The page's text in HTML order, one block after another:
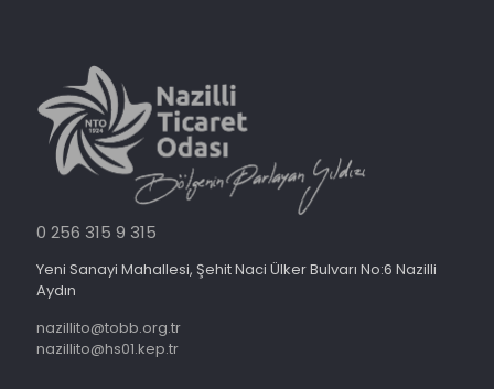
0 256 315 9 315
Yeni Sanayi Mahallesi, Şehit Naci Ülker Bulvarı No:6 Nazilli
Aydın
nazillito@tobb.org.tr
nazillito@hs01.kep.tr